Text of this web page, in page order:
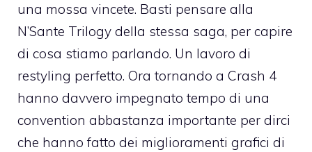
una mossa vincete. Basti pensare alla
N’Sante Trilogy della stessa saga, per capire
di cosa stiamo parlando. Un lavoro di
restyling perfetto. Ora tornando a Crash 4
hanno davvero impegnato tempo di una
convention abbastanza importante per dirci
che hanno fatto dei miglioramenti grafici di